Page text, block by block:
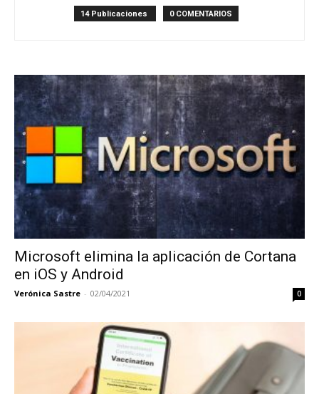
14 Publicaciones 0 COMENTARIOS
Microsoft elimina la aplicación de Cortana
en iOS y Android
Verónica Sastre - 02/04/2021 0